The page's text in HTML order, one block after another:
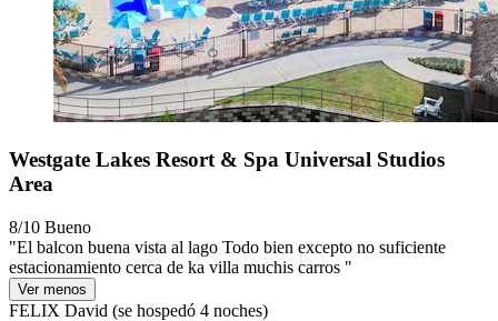
Westgate Lakes Resort & Spa Universal Studios
Area
8/10 Bueno
"El balcon buena vista al lago Todo bien excepto no suficiente
estacionamiento cerca de ka villa muchis carros "
Ver menos
FELIX David (se hospedó 4 noches)